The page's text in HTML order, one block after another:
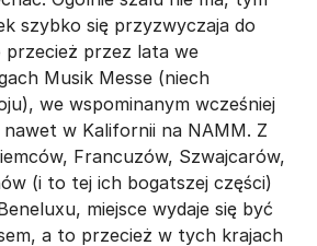
szybko się przyzwyczaja do
przecież przez lata we
Musik Messe (niech
we wspominanym wcześniej
w Kalifornii na NAMM. Z
Francuzów, Szwajcarów,
(i to tej ich bogatszej części)
miejsce wydaje się być
a to przecież w tych krajach